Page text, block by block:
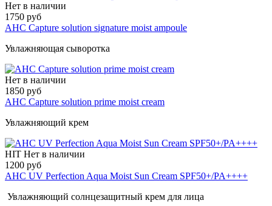
Нет в наличии
1750 руб
AHC Capture solution signature moist ampoule
Увлажняющая сыворотка
Нет в наличии
1850 руб
AHC Capture solution prime moist cream
Увлажняющий крем
HIT Нет в наличии
1200 руб
AHC UV Perfection Aqua Moist Sun Cream SPF50+/PA++++
Увлажняющий солнцезащитный крем для лица